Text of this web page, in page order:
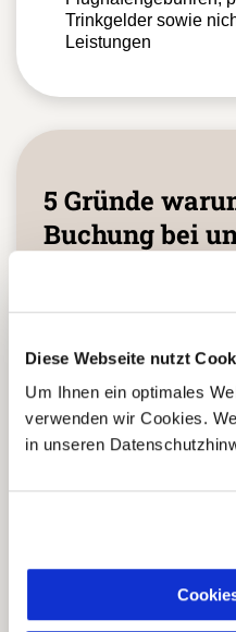
Diese Webseite nutzt
Um Ihnen ein optimales
verwenden wir Cookies.
in unseren
Trinkgelder sowie
Leistungen
5 Gründe
Buchung bei
1
25 Jahren